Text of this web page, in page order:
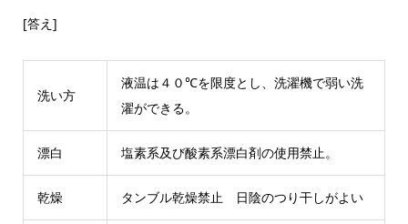
[答え]
洗い方
液温は４０℃を限度とし、洗濯機で弱い洗
濯ができる。
漂白 塩素系及び酸素系漂白剤の使用禁止。
乾燥 タンブル乾燥禁止 日陰のつり干しがよい